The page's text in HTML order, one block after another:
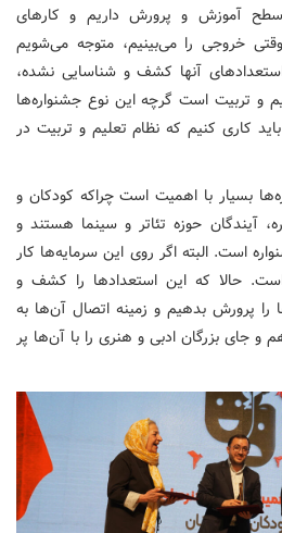
سطح آموزش و پرورش داریم و کارهای
وقتی خروجی را می‌بینیم، متوجه می‌شویم
آنها کشف و شناسایی نشده،
و تربیت است گرچه این نوع جشنواره‌ها
کاری کنیم که نظام تعلیم و تربیت در
بسیار با اهمیت است چراکه کودکان و
آیندگان حوزه تئاتر و سینما هستند و
است. البته اگر روی این سرمایه‌ها کار
است. حالا که این استعدادها را کشف و
را پرورش بدهیم و زمینه اتصال آن‌ها به
و جای بزرگان ادبی و هنری را با آن‌ها پر